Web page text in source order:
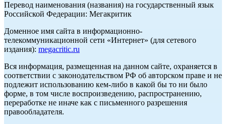
Перевод наименования (названия) на государственный язык
Российской Федерации: Мегакритик
Доменное имя сайта в информационно-
телекоммуникационной сети «Интернет» (для сетевого
издания): megacritic.ru
Вся информация, размещенная на данном сайте, охраняется в
соответствии с законодательством РФ об авторском праве и не
подлежит использованию кем-либо в какой бы то ни было
форме, в том числе воспроизведению, распространению,
переработке не иначе как с письменного разрешения
правообладателя.